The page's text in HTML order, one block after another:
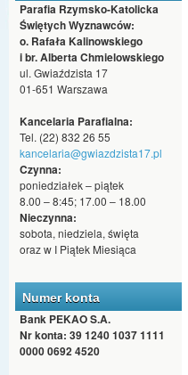
Parafia Rzymsko-Katolicka
Świętych Wyznawców:
o. Rafała Kalinowskiego
i br. Alberta Chmielowskiego
ul. Gwiaździsta 17
01-651 Warszawa
Kancelaria Parafialna:
Tel. (22) 832 26 55
kancelaria@gwiazdzista17.pl
Czynna:
poniedziałek – piątek
8.00 – 8:45; 17.00 – 18.00
Nieczynna:
sobota, niedziela, święta
oraz w I Piątek Miesiąca
Numer konta
Bank PEKAO S.A.
Nr konta: 39 1240 1037 1111
0000 0692 4520